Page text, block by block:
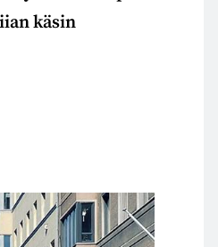
käsin